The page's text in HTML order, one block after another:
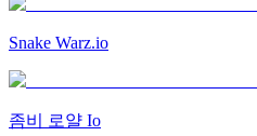
Snake Warz.io
좀비 로얄 Io